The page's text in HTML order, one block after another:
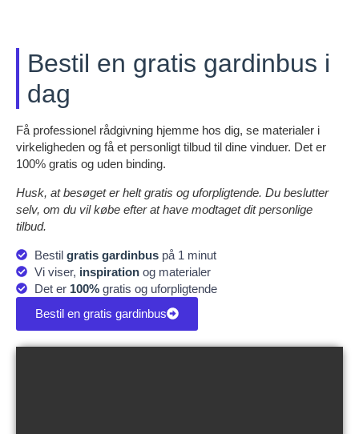
Bestil en gratis gardinbus i
dag
Få professionel rådgivning hjemme hos dig, se materialer i
virkeligheden og få et personligt tilbud til dine vinduer. Det er
100% gratis og uden binding.
Husk, at besøget er helt gratis og uforpligtende. Du beslutter
selv, om du vil købe efter at have modtaget dit personlige
tilbud.
Bestil gratis gardinbuspå 1 minut
Vi viser, inspirationog materialer
Det er 100%gratis og uforpligtende
Bestil en gratis gardinbus